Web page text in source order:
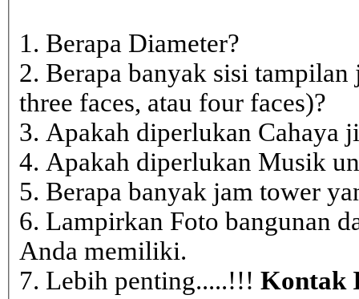
1. Berapa Diameter?
2. Berapa banyak sisi
three faces, atau four faces)?
3. Apakah diperlukan Cahaya
4. Apakah diperlukan Musik
5. Berapa banyak jam tower
6. Lampirkan Foto bangunan
Anda memiliki.
7. Lebih penting.....!!! Kontak